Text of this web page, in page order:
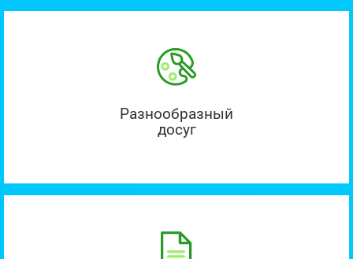
Разнообразный
досуг